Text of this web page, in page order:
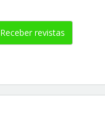
Receber revistas